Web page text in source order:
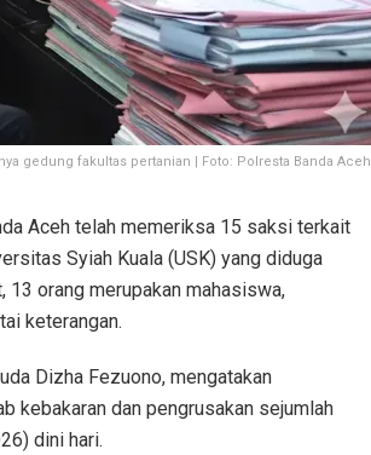
gedung fakultas pertanian | Foto: Polresta Banda Aceh
Aceh telah memeriksa 15 saksi terkait
Syiah Kuala (USK) yang diduga
orang merupakan mahasiswa,
keterangan.
Dizha Fezuono, mengatakan
kebakaran dan pengrusakan sejumlah
dini hari.